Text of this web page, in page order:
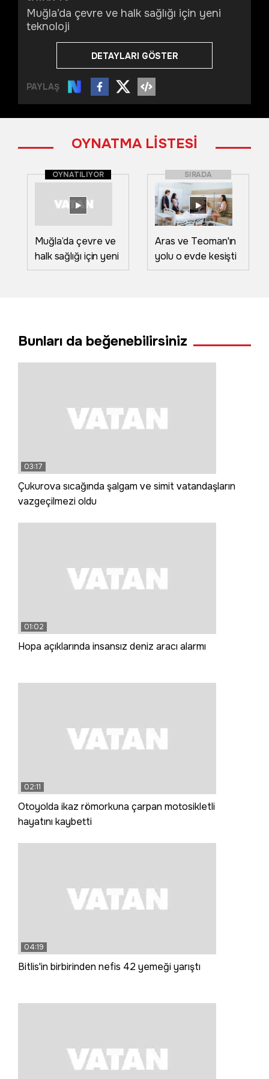
Muğla’da çevre ve halk sağlığı için yeni
teknoloji
DETAYLARI GÖSTER
PAYLAŞ
OYNATMA LİSTESİ
OYNATILIYOR
Muğla’da çevre ve
halk sağlığı için yeni
teknoloji
SIRADA
Aras ve Teoman'ın
yolu o evde kesişti
Bunları da beğenebilirsiniz
03:17
Çukurova sıcağında şalgam ve simit vatandaşların
vazgeçilmezi oldu
01:02
Hopa açıklarında insansız deniz aracı alarmı
02:11
Otoyolda ikaz römorkuna çarpan motosikletli
hayatını kaybetti
04:19
Bitlis'in birbirinden nefis 42 yemeği yarıştı